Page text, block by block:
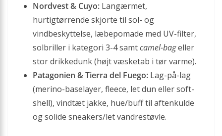
Nordvest & Cuyo: Langærmet,
hurtigtørrende skjorte til sol- og
vindbeskyttelse, læbepomade med UV-filter,
solbriller i kategori 3-4 samtcamel-bageller
stor drikkedunk (højt væske­tab i tør varme).
Patagonien & Tierra del Fuego: Lag-på-lag
(merino-baselayer, fleece, let dun eller soft-
shell), vindtæt jakke, hue/buff til aftenkulde
og solide sneakers/let vandrestøvle.